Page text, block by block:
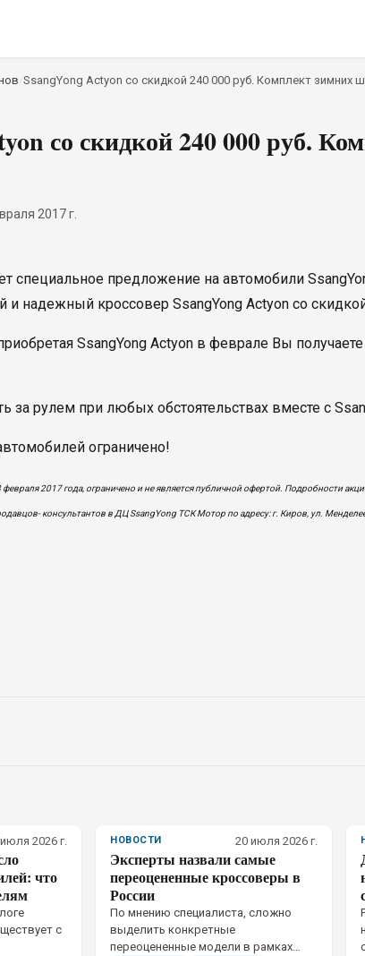
SsangYong Actyon со скидкой 240 000 руб. Комплект зимних
со скидкой 240 000 руб.
2017 г.
специальное предложение на автомобили
и надежный кроссовер SsangYong Actyon со
SsangYong Actyon в феврале Вы
за рулем при любых обстоятельствах вместе с
ограничено!
2017 года, ограничено и не является публичной офертой. Подробности
консультантов в ДЦ SsangYong ТСК Мотор по адресу: г. Киров, ул.
2026 г.
что
с
НОВОСТИ 20 июля 2026 г.
Эксперты назвали самые
переоцененные кроссоверы в
России
По мнению специалиста, сложно
выделить конкретные
переоцененные модели в рамках